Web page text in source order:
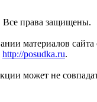
Все права защищены.
материалов сайта
http://posudka.ru.
может не